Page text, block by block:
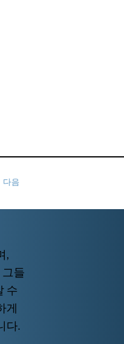
다음
,
들
수
게
다.